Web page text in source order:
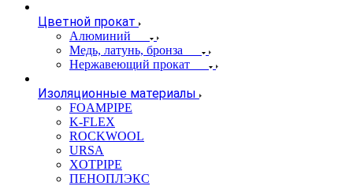
Цветной прокат
Алюминий
Медь, латунь, бронза
Нержавеющий прокат
Изоляционные материалы
FOAMPIPE
K-FLEX
ROCKWOOL
URSA
XOTPIPE
ПЕНОПЛЭКС